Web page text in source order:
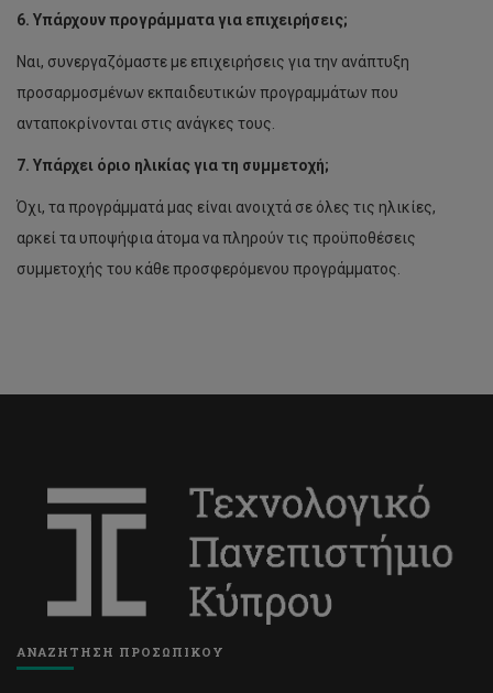
6. Υπάρχουν προγράμματα για επιχειρήσεις;
Ναι, συνεργαζόμαστε με επιχειρήσεις για την ανάπτυξη
προσαρμοσμένων εκπαιδευτικών προγραμμάτων που
ανταποκρίνονται στις ανάγκες τους.
7. Υπάρχει όριο ηλικίας για τη συμμετοχή;
Όχι, τα προγράμματά μας είναι ανοιχτά σε όλες τις ηλικίες,
αρκεί τα υποψήφια άτομα να πληρούν τις προϋποθέσεις
συμμετοχής του κάθε προσφερόμενου προγράμματος.
ΑΝΑΖΗΤΗΣΗ ΠΡΟΣΩΠΙΚΟΥ